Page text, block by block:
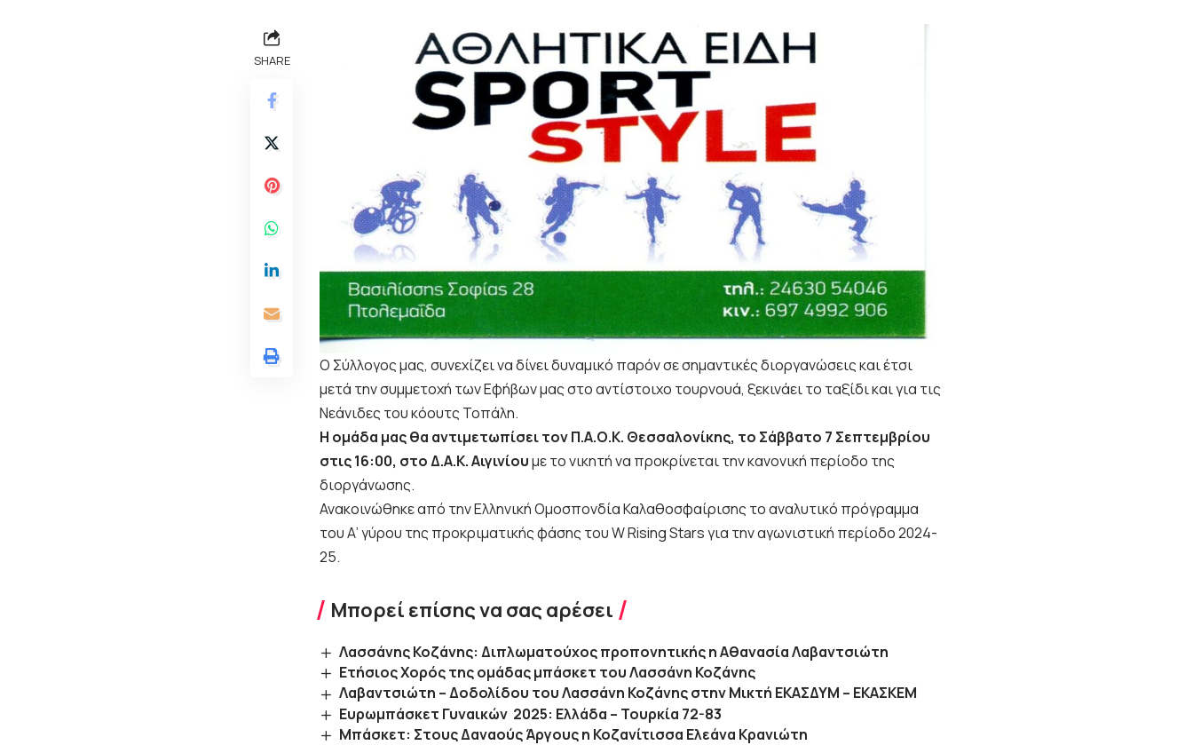
SHARE
Ο Σύλλογος μας, συνεχίζει να δίνει δυναμικό παρόν σε σημαντικές διοργανώσεις και έτσι
μετά την συμμετοχή των Εφήβων μας στο αντίστοιχο τουρνουά, ξεκινάει το ταξίδι και για τις
Νεάνιδες του κόουτς Τοπάλη.
Η ομάδα μας θα αντιμετωπίσει τον Π.Α.Ο.Κ. Θεσσαλονίκης, το Σάββατο 7 Σεπτεμβρίου
στις 16:00, στο Δ.Α.Κ. Αιγινίουμε το νικητή να προκρίνεται την κανονική περίοδο της
διοργάνωσης.
Ανακοινώθηκε από την Ελληνική Ομοσπονδία Καλαθοσφαίρισης το αναλυτικό πρόγραμμα
του Α’ γύρου της προκριματικής φάσης του W Rising Stars για την αγωνιστική περίοδο 2024-
25.
Μπορεί επίσης να σας αρέσει
Λασσάνης Κοζάνης: Διπλωματούχος προπονητικής η Αθανασία Λαβαντσιώτη
Ετήσιος Χορός της ομάδας μπάσκετ του Λασσάνη Κοζάνης
Λαβαντσιώτη – Δοδολίδου του Λασσάνη Κοζάνης στην Μικτή ΕΚΑΣΔΥΜ – ΕΚΑΣΚΕΜ
Ευρωμπάσκετ Γυναικών 2025: Ελλάδα – Τουρκία 72-83
Μπάσκετ: Στους Δαναούς Άργους η Κοζανίτισσα Ελεάνα Κρανιώτη